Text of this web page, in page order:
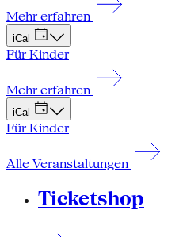
Mehr erfahren
iCal
Für Kinder
Mehr erfahren
iCal
Für Kinder
Alle Veranstaltungen
Ticketshop